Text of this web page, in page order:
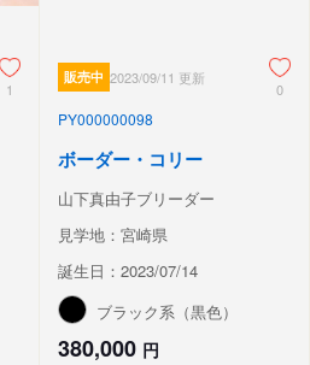
1
販売中 2023/09/11 更新
0
PY000000098
ボーダー・コリー
山下真由子ブリーダー
見学地：宮崎県
誕生日：2023/07/14
ブラック系（黒色）
380,000 円